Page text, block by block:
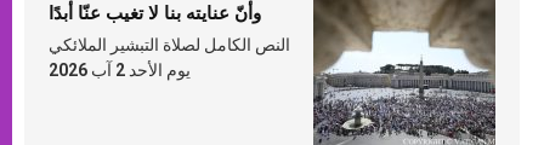
وأنّ عنايته بنا لا تغيب عنّا أبدًا
النص الكامل لصلاة التبشير الملائكي
يوم الأحد 2 آب 2026